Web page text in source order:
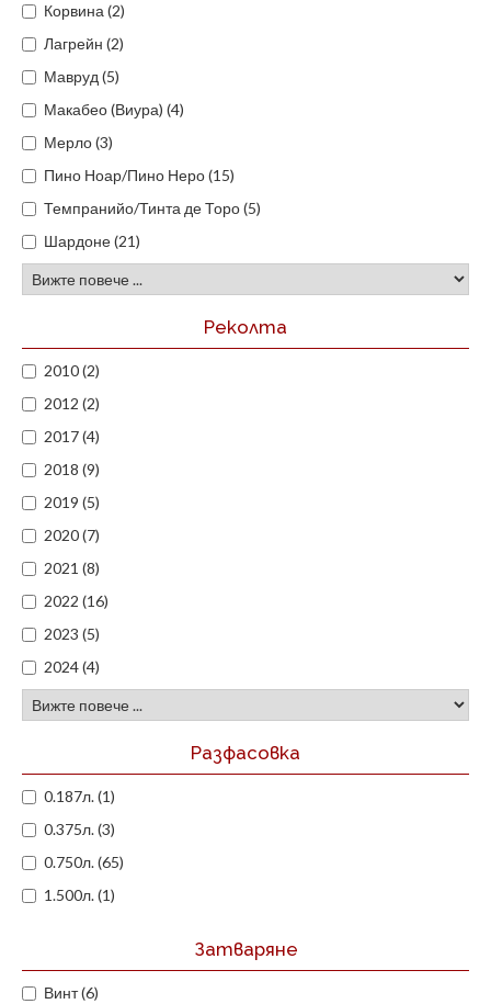
Корвина (2)
Лагрейн (2)
Мавруд (5)
Макабео (Виура) (4)
Мерло (3)
Пино Ноар/Пино Неро (15)
Темпранийо/Тинта де Торо (5)
Шардоне (21)
Реколта
2010 (2)
2012 (2)
2017 (4)
2018 (9)
2019 (5)
2020 (7)
2021 (8)
2022 (16)
2023 (5)
2024 (4)
Разфасовка
0.187л. (1)
0.375л. (3)
0.750л. (65)
1.500л. (1)
Затваряне
Винт (6)